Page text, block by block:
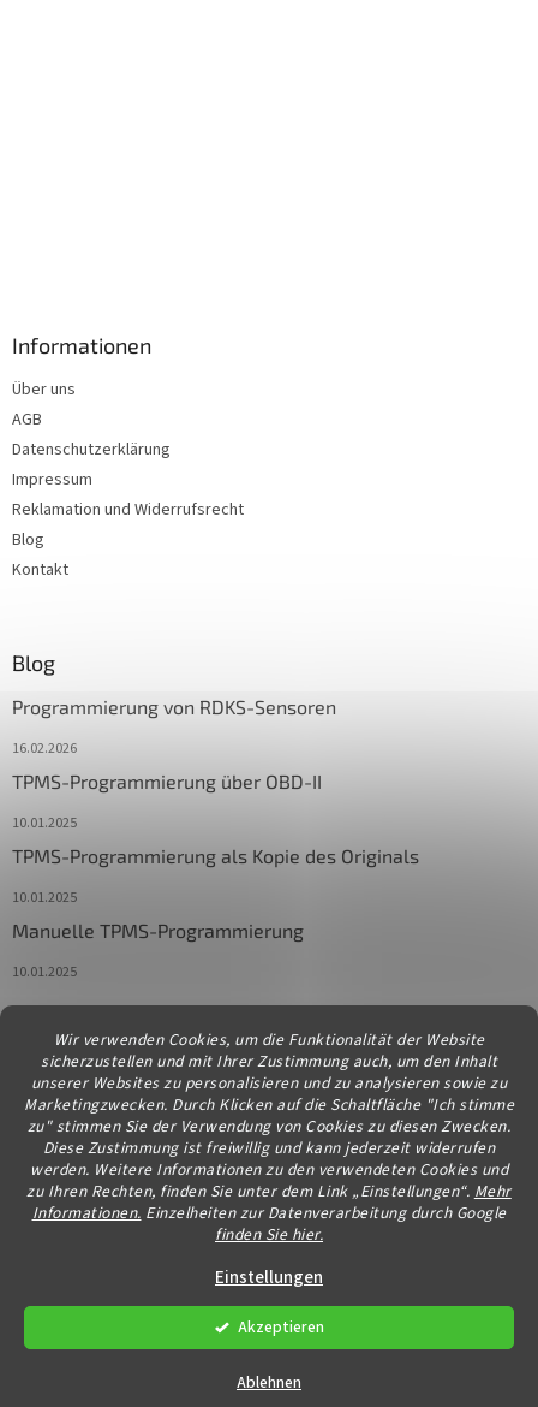
Wir verwenden Cookies, um die Funktionalität der Website
sicherzustellen und mit Ihrer Zustimmung auch, um den Inhalt
unserer Websites zu personalisieren und zu analysieren sowie zu
Marketingzwecken. Durch Klicken auf die Schaltfläche "Ich stimme
zu" stimmen Sie der Verwendung von Cookies zu diesen Zwecken.
Diese Zustimmung ist freiwillig und kann jederzeit widerrufen
werden. Weitere Informationen zu den verwendeten Cookies und
zu Ihren Rechten, finden Sie unter dem Link „Einstellungen“. Mehr
Informationen. Einzelheiten zur Datenverarbeitung durch Google
finden Sie hier.
Einstellungen
Ablehnen
Akzeptieren
Informationen
Über uns
AGB
Datenschutzerklärung
Impressum
Reklamation und Widerrufsrecht
Blog
Kontakt
Blog
Programmierung von RDKS-Sensoren
16.02.2026
TPMS-Programmierung über OBD-II
10.01.2025
TPMS-Programmierung als Kopie des Originals
10.01.2025
Manuelle TPMS-Programmierung
10.01.2025
Kontakt
info@diagstore.at
Erstellt von Shoptet
Copyright 2026diagstore.at. Alle Rechte vorbehalten.Cookie-
Einstellungen ändern